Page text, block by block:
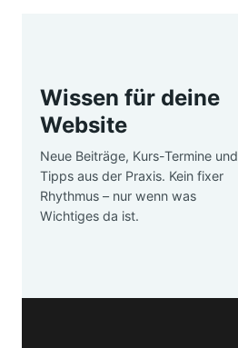
Wissen für deine
Website
Neue Beiträge, Kurs-Termine und
Tipps aus der Praxis. Kein fixer
Rhythmus – nur wenn was
Wichtiges da ist.